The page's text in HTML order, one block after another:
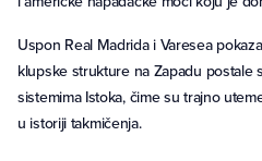
Uspon Real Madrida i Varesea
klupske strukture na Zapadu postale
sistemima Istoka, čime su trajno
u istoriji takmičenja.